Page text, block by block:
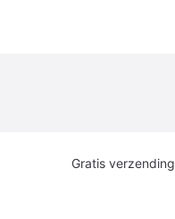
Gratis verzending